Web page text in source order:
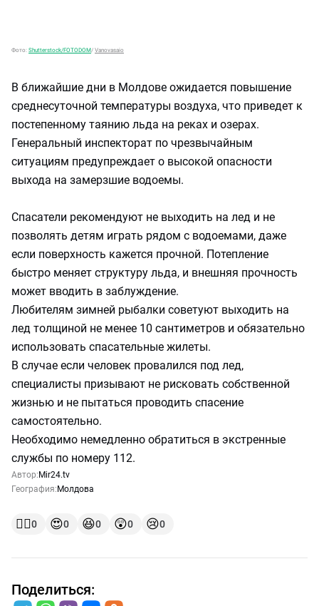
Фото: Shutterstock/FOTODOM/ Vanovasaio
В ближайшие дни в Молдове ожидается повышение
среднесуточной температуры воздуха, что приведет к
постепенному таянию льда на реках и озерах.
Генеральный инспекторат по чрезвычайным
ситуациям предупреждает о высокой опасности
выхода на замерзшие водоемы.
Спасатели рекомендуют не выходить на лед и не
позволять детям играть рядом с водоемами, даже
если поверхность кажется прочной. Потепление
быстро меняет структуру льда, и внешняя прочность
может вводить в заблуждение.
Любителям зимней рыбалки советуют выходить на
лед толщиной не менее 10 сантиметров и обязательно
использовать спасательные жилеты.
В случае если человек провалился под лед,
специалисты призывают не рисковать собственной
жизнью и не пытаться проводить спасение
самостоятельно.
Необходимо немедленно обратиться в экстренные
службы по номеру 112.
Автор: Mir24.tv
География: Молдова
👍🏻0 😍0 😆0 😲0 😢0
Поделиться: